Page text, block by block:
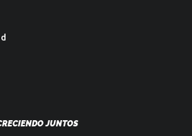
JUNTOS